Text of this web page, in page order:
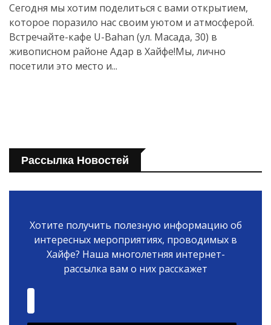
Сегодня мы хотим поделиться с вами открытием,
которое поразило нас своим уютом и атмосферой.
Встречайте-кафе U-Bahan (ул. Масада, 30) в
живописном районе Адар в Хайфе!Мы, лично
посетили это место и...
Рассылка Новостей
Хотите получить полезную информацию об
интересных мероприятиях, проводимых в
Хайфе? Наша многолетняя интернет-
рассылка вам о них расскажет